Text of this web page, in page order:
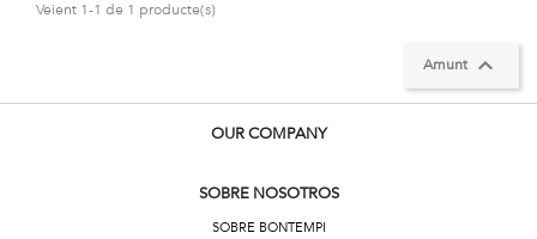
Veient 1-1 de 1 producte(s)
Amunt 
OUR COMPANY
SOBRE NOSOTROS
SOBRE BONTEMPI